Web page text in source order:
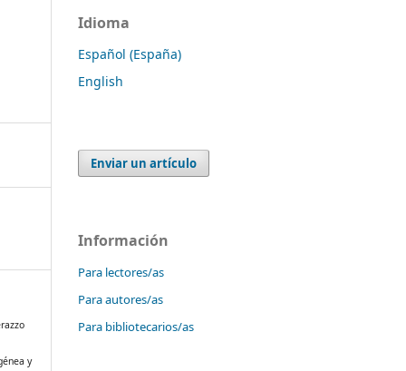
y
Idioma
Español (España)
English
Enviar un artículo
Información
Para lectores/as
Para autores/as
Para bibliotecarios/as